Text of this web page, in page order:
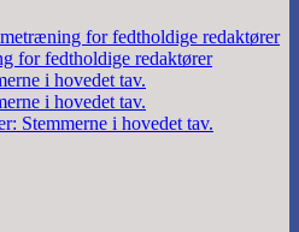
for fedtholdige redaktører
for fedtholdige redaktører
i hovedet tav.
i hovedet tav.
Stemmerne i hovedet tav.